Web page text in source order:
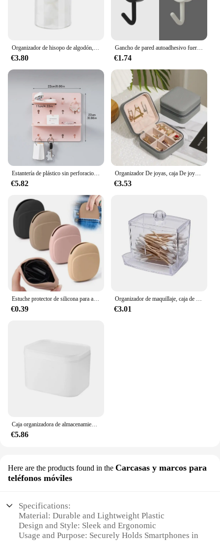
€3.80
Gancho de pared autoadhesivo fuerte sin perforar, bolsa para abrigos, puerta de baño, colgador de toallas de cocina, accesorios de almacenamiento para el hogar, 10 Uds.
€1.74
€5.82
Organizador De joyas, caja De joyería De viaje, caja De joyería portátil, almacenamiento De cuero, Joyeros Organizador De Joyas
€3.53
€0.39 €3.01
€5.86
Here are the products found in the Carcasas y marcos para
teléfonos móviles
Specifications:
Material: Durable and Lightweight Plastic
Design and Style: Sleek and Ergonomic
Usage and Purpose: Securely Holds Smartphones in